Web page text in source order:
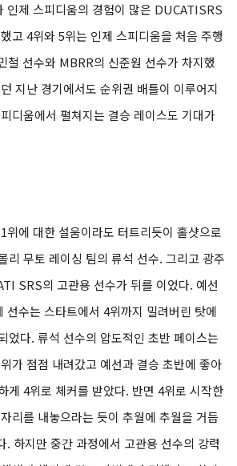
인제 스피디움의 경험이 많은 DUCATISRS
고 4위와 5위는 인제 스피디움을 처음 주행
철 선수와 MBRR의 신준원 선수가 차지했
지난 경기에서도 순위권 배틀이 이루어지
디움에서 펼쳐지는 결승 레이스도 기대가
위에 대한 설움이라도 터트리듯이 홀샷으로
리 무토 레이싱 팀의 류석 선수. 그리고 광주
SRS의 고관용 선수가 뒤를 이었다. 예선
선수는 스타트에서 4위까지 밀려버린 탓에
었다. 류석 선수의 압도적인 초반 페이스는
가 점점 내려갔고 예선과 결승 초반에 좋아
게 4위로 체커를 받았다. 반면 4위로 시작한
리를 내놓으라는 듯이 추월에 추월을 거듭
. 하지만 중간 과정에서 고관용 선수의 강력